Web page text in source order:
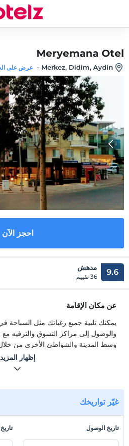
Meryemana Otel
Merkez, Didim, Aydin
- عرض على
احجز الآن
9.6 مدهش
36 تقييم
عن مكان الإقامة
يمكنك تلبية جميع رغباتك مثل السباحة
والوصول إلى مراكز التسوق والترفيه
وسط المدينة والشواطئ الأخرى من
يوجد 70 غرفة عادية وجناح وتكييف
موسيقى وتلفاز وبار صغير وحمام /
يمكنك تلبية جميع رغباتك مثل السباحة
إلى مراكز التسوق والترفيه مع حافلات
إظهار المزيد
غيّر تواريخك
تاريخ الوصول